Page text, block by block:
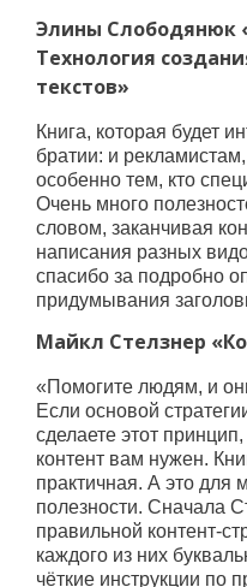
Элины Слободянюк
Технология
текстов»
Книга, которая будет
братии: и
особенно тем, кто
Очень много
словом, заканчивая
написания разных
спасибо за подробно
придумывания
Майкл Стелзнер
«Помогите людям, и
Если основой
сделаете этот
контент вам нужен.
практичная. А это для
полезности. Сначала
правильной контент-
каждого из них
чёткие инструкции по